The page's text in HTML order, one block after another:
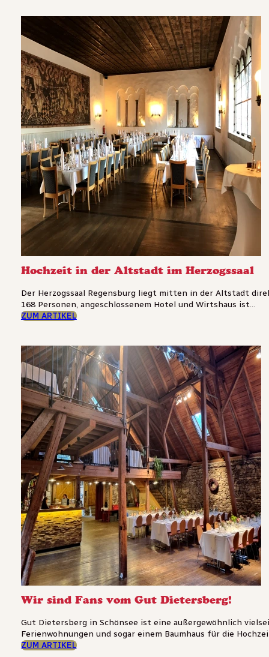
Hochzeit in der Altstadt im Herzogssaal
Der Herzogssaal Regensburg liegt mitten in der Altstadt
168 Personen, angeschlossenem Hotel und Wirtshaus ist...
ZUM ARTIKEL
Wir sind Fans vom Gut Dietersberg!
Gut Dietersberg in Schönsee ist eine außergewöhnlich
Ferienwohnungen und sogar einem Baumhaus für die
ZUM ARTIKEL